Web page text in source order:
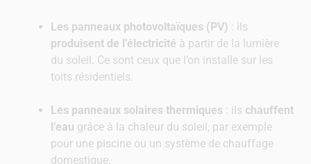
Les panneaux photovoltaïques (PV) : ils
produisent de l’électricité à partir de la lumière
du soleil. Ce sont ceux que l’on installe sur les
toits résidentiels.
Les panneaux solaires thermiques : ils chauffent
l’eau grâce à la chaleur du soleil, par exemple
pour une piscine ou un système de chauffage
domestique.